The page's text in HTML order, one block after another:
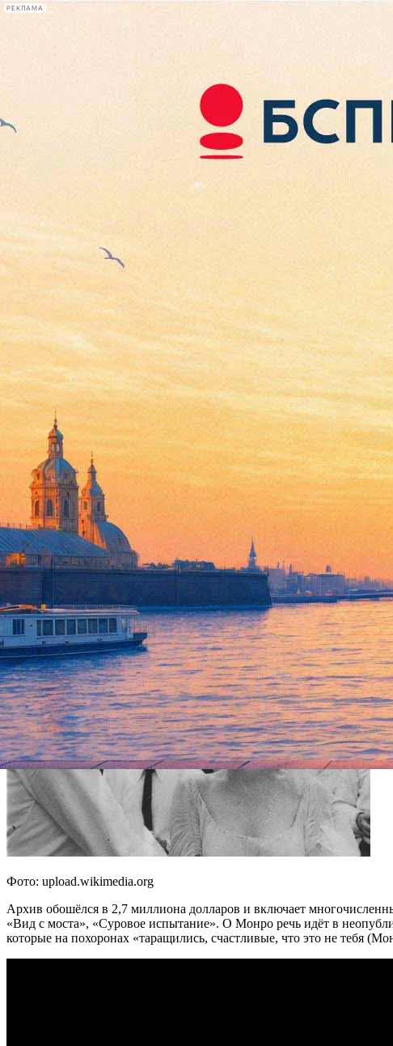
РЕКЛАМА
лекции
книги
Обнаружены неизвестные
13 января 2018,
Последний супруг Мэрлин Монро, американский драматург и
известно из архива Миллера, приобретённого Центром Гарри
Фото: upload.wikimedia.org
Архив обошёлся в 2,7 миллиона долларов и включает
«Вид с моста», «Суровое испытание». О Монро речь идёт в
которые на похоронах «таращились, счастливые, что это не тебя